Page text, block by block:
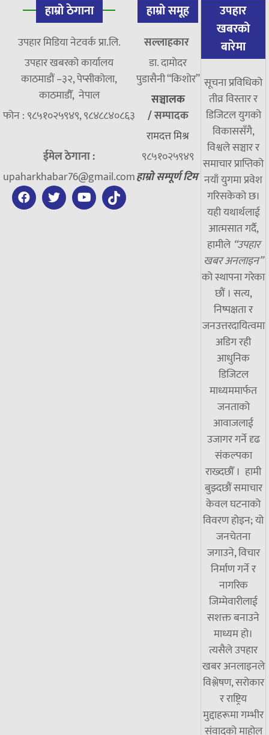
हाम्रो ठेगाना
उपहार मिडिया नेटवर्क प्रा.लि.
उपहार खबरको कार्यालय
काठमाडौं –३२, पेप्सीकोला,
काठमाडौँ, नेपाल
फोन : ९८५१०२५९४९, ९८४८८४०८६३
ईमेल ठेगाना :
upaharkhabar76@gmail.com
हाम्रो समूह
सल्लाहकार
डा. दामाेदर
पुडासैनी “किशाेर”
सञ्चालक
/सम्पादक
रामदत्त मिश्र
९८५१०२५९४९
हाम्रो सम्पूर्ण टिम
उपहार
खबरको
बारेमा
सूचना प्रविधिको
तीव्र विस्तार र
डिजिटल युगको
विकाससँगै,
विश्वले सञ्चार र
समाचार प्राप्तिको
नयाँ युगमा प्रवेश
गरिसकेको छ।
यही यथार्थलाई
आत्मसात गर्दै,
हामीले “उपहार
खबर अनलाइन”
को स्थापना गरेका
छौं । सत्य,
निष्पक्षता र
जनउत्तरदायित्वमा
अडिग रही
आधुनिक
डिजिटल
माध्यममार्फत
जनताको
आवाजलाई
उजागर गर्ने दृढ
संकल्पका
राख्दछौँ । हामी
बुझ्दछौं समाचार
केवल घटनाको
विवरण होइन; यो
जनचेतना
जगाउने, विचार
निर्माण गर्ने र
नागरिक
जिम्मेवारीलाई
सशक्त बनाउने
माध्यम हो।
त्यसैले उपहार
खबर अनलाइनले
विश्लेषण, सरोकार
र राष्ट्रिय
मुद्दाहरूमा गम्भीर